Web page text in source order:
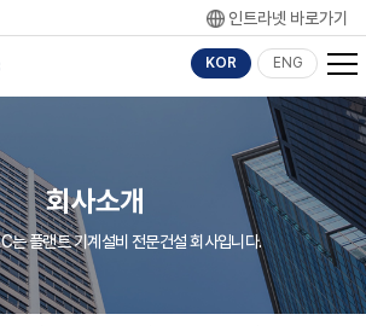
인트라넷 바로가기
KOR ENG
회사소개
는 플랜트 기계설비 전문건설 회사입니다.